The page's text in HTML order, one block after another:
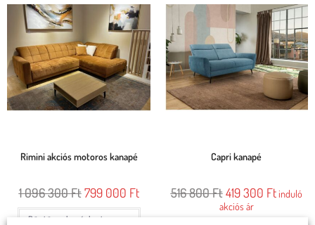
Rimini akciós motoros kanapé
1 096 300Ft 799 000 Ft
Rögtön a kosárba teszem
Capri kanapé
516 800Ft 419 300 Ftinduló
akciós ár